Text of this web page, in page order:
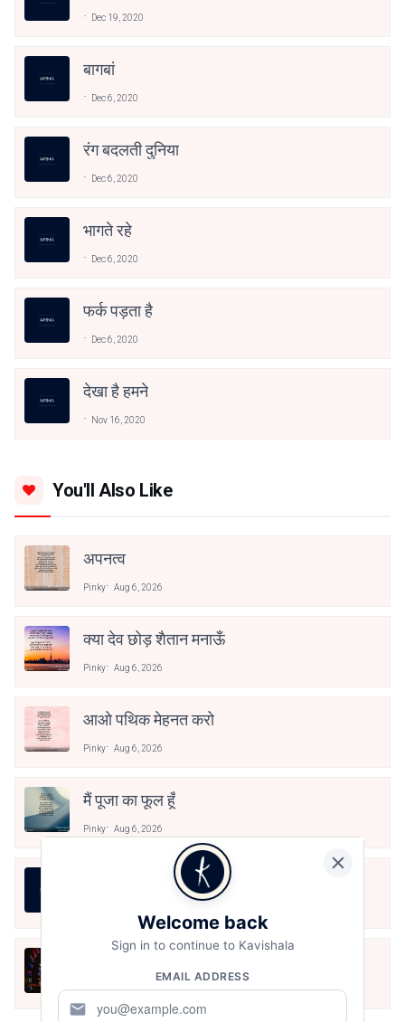
Dec 19, 2020
बागबां
Dec 6, 2020
रंग बदलती दुनिया
Dec 6, 2020
भागते रहे
Dec 6, 2020
फर्क पड़ता है
Dec 6, 2020
देखा है हमने
Nov 16, 2020
You'll Also Like
अपनत्व
Pinky Aug 6, 2026
क्या देव छोड़ शैतान मनाऊँ
Pinky Aug 6, 2026
आओ पथिक मेहनत करो
Pinky Aug 6, 2026
मैं पूजा का फूल हूँ
Pinky Aug 6, 2026
Pinky Aug 6, 2026
Welcome back
Sign in to continue to Kavishala
EMAIL ADDRESS
mail